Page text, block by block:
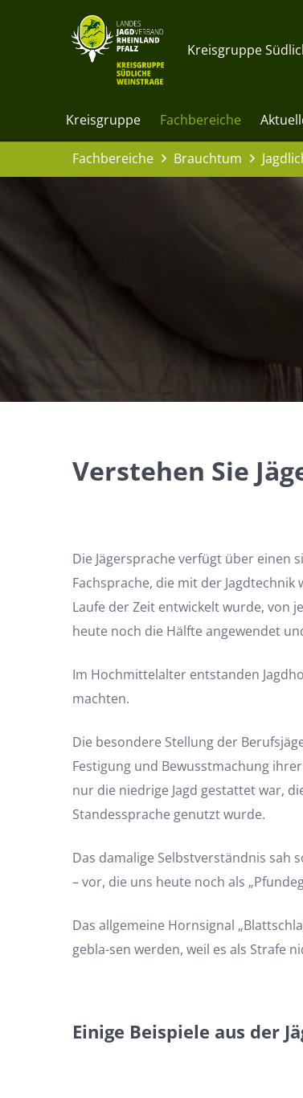
Kreisgruppe
Kreisgruppe Fachbereiche
Fachbereiche Brauchtum
Verstehen Sie
Die Jägersprache verfügt über einen
Fachsprache, die mit der
Laufe der Zeit entwickelt wurde, von
heute noch die Hälfte angewendet
Im Hochmittelalter entstanden
machten.
Die besondere Stellung der
Festigung und Bewusstmachung
nur die niedrige Jagd gestattet war,
Standessprache genutzt wurde.
Das damalige Selbstverständnis sah
– vor, die uns heute noch als
Das allgemeine Hornsignal
gebla-sen werden, weil es als Strafe
Einige Beispiele aus der